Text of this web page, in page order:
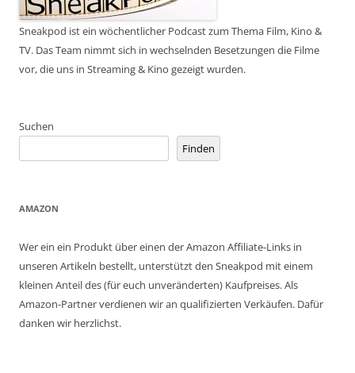
Sneakpod ist ein wöchentlicher Podcast zum Thema Film, Kino &
TV. Das Team nimmt sich in wechselnden Besetzungen die Filme
vor, die uns in Streaming & Kino gezeigt wurden.
Suchen
Finden
AMAZON
Wer ein ein Produkt über einen der Amazon Affiliate-Links in
unseren Artikeln bestellt, unterstützt den Sneakpod mit einem
kleinen Anteil des (für euch unveränderten) Kaufpreises. Als
Amazon-Partner verdienen wir an qualifizierten Verkäufen. Dafür
danken wir herzlichst.